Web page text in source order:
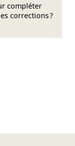
compléter
corrections ?
Bluesky
sur Facebook